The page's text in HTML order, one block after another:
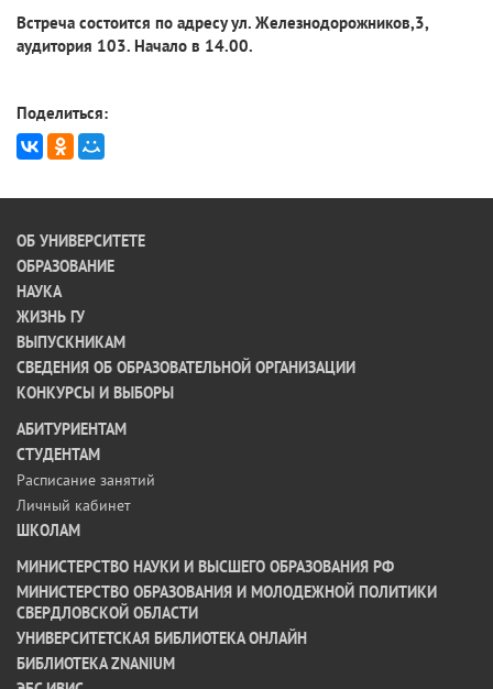
Встреча состоится по адресу ул. Железнодорожников,3,
аудитория 103. Начало в 14.00.
Поделиться:
ОБ УНИВЕРСИТЕТЕ
ОБРАЗОВАНИЕ
НАУКА
ЖИЗНЬ ГУ
ВЫПУСКНИКАМ
СВЕДЕНИЯ ОБ ОБРАЗОВАТЕЛЬНОЙ ОРГАНИЗАЦИИ
КОНКУРСЫ И ВЫБОРЫ
АБИТУРИЕНТАМ
СТУДЕНТАМ
Расписание занятий
Личный кабинет
ШКОЛАМ
МИНИСТЕРСТВО НАУКИ И ВЫСШЕГО ОБРАЗОВАНИЯ РФ
МИНИСТЕРСТВО ОБРАЗОВАНИЯ И МОЛОДЕЖНОЙ ПОЛИТИКИ
СВЕРДЛОВСКОЙ ОБЛАСТИ
УНИВЕРСИТЕТСКАЯ БИБЛИОТЕКА ОНЛАЙН
БИБЛИОТЕКА ZNANIUM